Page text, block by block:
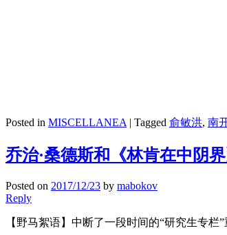
Posted in MISCELLANEA | Tagged 俞敏洪, 南
乔治·桑德斯和《林肯在中阴界
Posted on 2017/12/23 by mabokov
Reply
【野马絮语】中断了一段时间的“研究生专